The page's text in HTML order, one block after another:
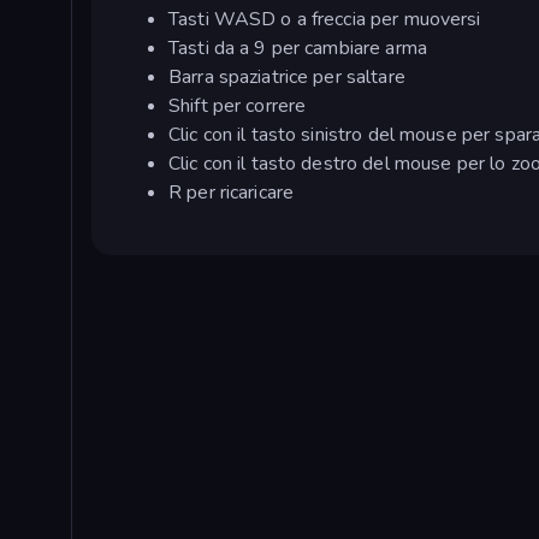
Tasti WASD o a freccia per muoversi
Tasti da a 9 per cambiare arma
Barra spaziatrice per saltare
Shift per correre
Clic con il tasto sinistro del mouse per
Clic con il tasto destro del mouse per lo
R per ricaricare